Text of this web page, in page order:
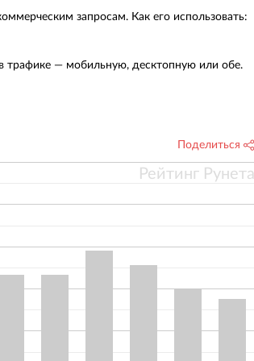
запросам. Как его использовать:
трафике — мобильную, десктопную или обе.
Поделиться
Рейтинг Рунета